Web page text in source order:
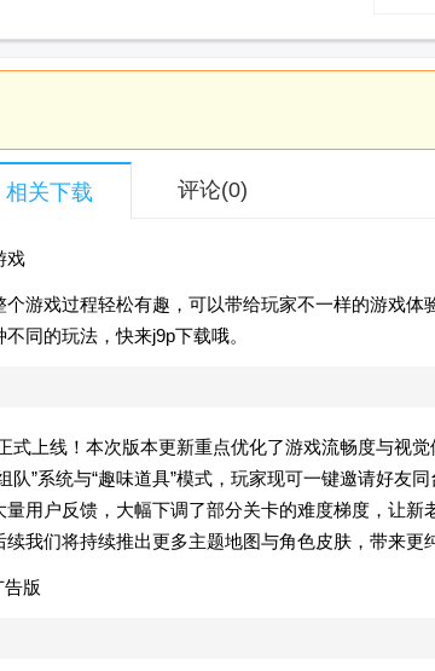
相关下载 评论(0)
戏
游戏过程轻松有趣，可以带给玩家不一样的游戏体
同的玩法，快来j9p下载哦。
式上线！本次版本更新重点优化了游戏流畅度与视
队”系统与“趣味道具”模式，玩家现可一键邀请好友
用户反馈，大幅下调了部分关卡的难度梯度，让新
我们将持续推出更多主题地图与角色皮肤，带来更